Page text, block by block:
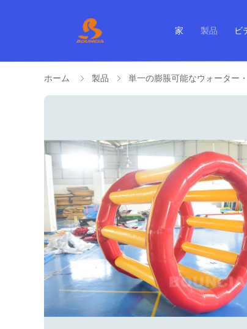
家 製品 ビ
ホーム 製品 単一の膨脹可能なウォーター